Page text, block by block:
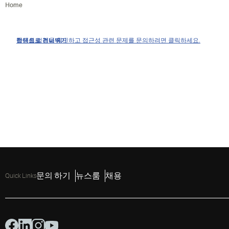
접근성 정책을 확인하고 접근성 관련 문제를 문의하려면 클릭하세요.
탐색으로 건너뛰기
콘텐츠로 건너뛰기
검색으로 건너뛰기
Home
Quick Links문의 하기 뉴스룸 채용